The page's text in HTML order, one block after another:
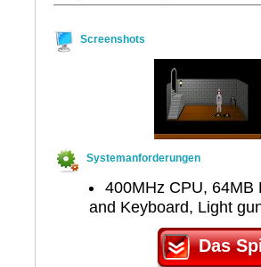
Screenshots
Systemanforderungen
400MHz CPU, 64MB
and Keyboard, Light
Das